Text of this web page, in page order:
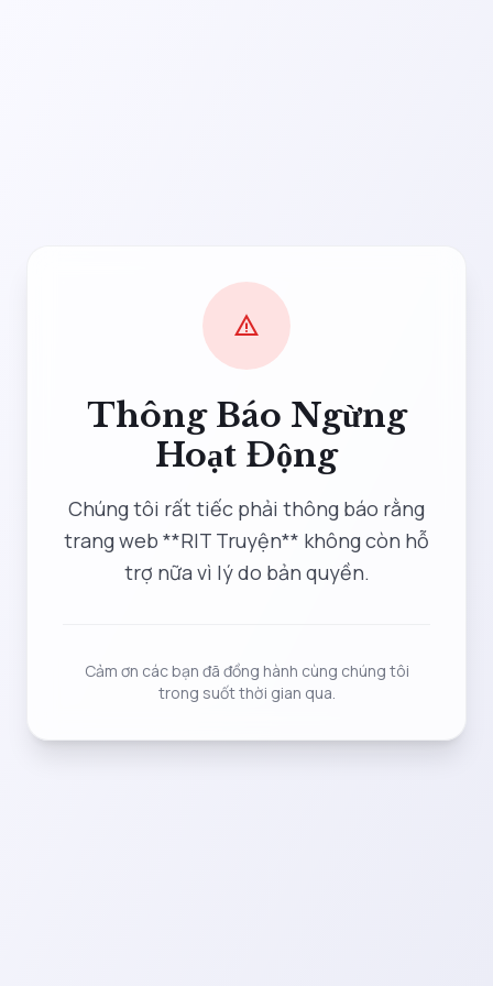
warning
Thông Báo Ngừng
Hoạt Động
Chúng tôi rất tiếc phải thông báo rằng
trang web **RIT Truyện** không còn hỗ
trợ nữa vì lý do bản quyền.
Cảm ơn các bạn đã đồng hành cùng chúng tôi
trong suốt thời gian qua.